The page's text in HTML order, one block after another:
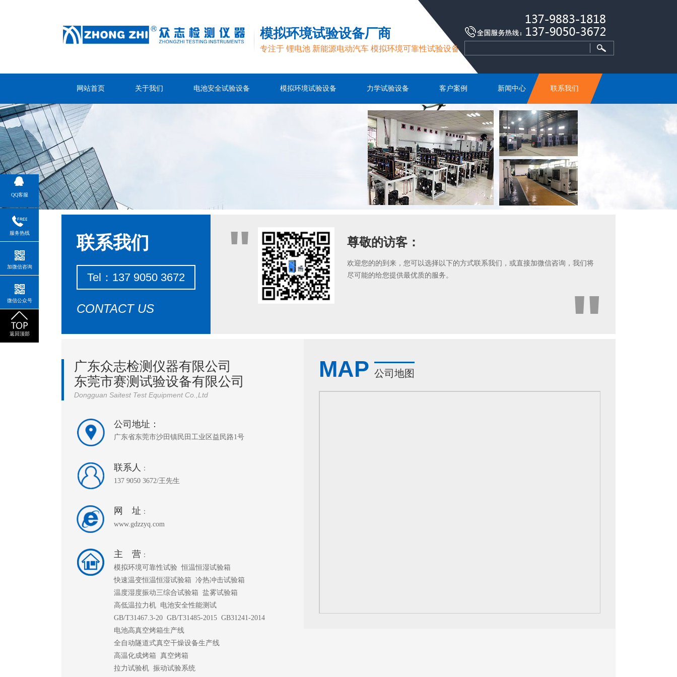
模拟环境试验设备厂商
专注于 锂电池 新能源电动汽车 模拟环境可靠性试验设备
网站首页 关于我们 电池安全试验设备 模拟环境试验设备 力学试验设备 客户案例 新闻中心 联系我们
联系我们
Tel：137 9050 3672
CONTACT US
" 尊敬的访客：
欢迎您的的到来，您可以选择以下的方式联系我们，或直接加微信咨询，我们将
尽可能的给您提供最优质的服务。
"
广东众志检测仪器有限公司
东莞市赛测试验设备有限公司
Dongguan Saitest Test Equipment Co.,Ltd
公司地址：
广东省东莞市沙田镇民田工业区益民路1号
联系人 ：
137 9050 3672/王先生
网 址 ：
www.gdzzyq.com
主 营 ：
模拟环境可靠性试验 恒温恒湿试验箱
快速温变恒温恒湿试验箱 冷热冲击试验箱
温度湿度振动三综合试验箱 盐雾试验箱
高低温拉力机 电池安全性能测试
GB/T31467.3-20 GB/T31485-2015 GB31241-2014
电池高真空烤箱生产线
全自动隧道式真空干燥设备生产线
高温化成烤箱 真空烤箱
拉力试验机 振动试验系统
MAP 公司地图
QQ客服
服务热线
加微信咨询
微信公众号
返回顶部